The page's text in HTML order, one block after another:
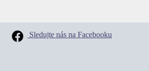
Sledujte nás na Facebooku